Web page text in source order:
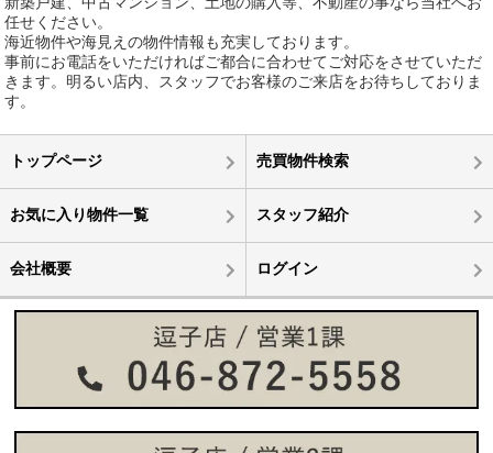
任せください。
海近物件や海見えの物件情報も充実しております。
事前にお電話をいただければご都合に合わせてご対応をさせていただ
きます。明るい店内、スタッフでお客様のご来店をお待ちしておりま
す。
トップページ 売買物件検索
お気に入り物件一覧 スタッフ紹介
会社概要 ログイン